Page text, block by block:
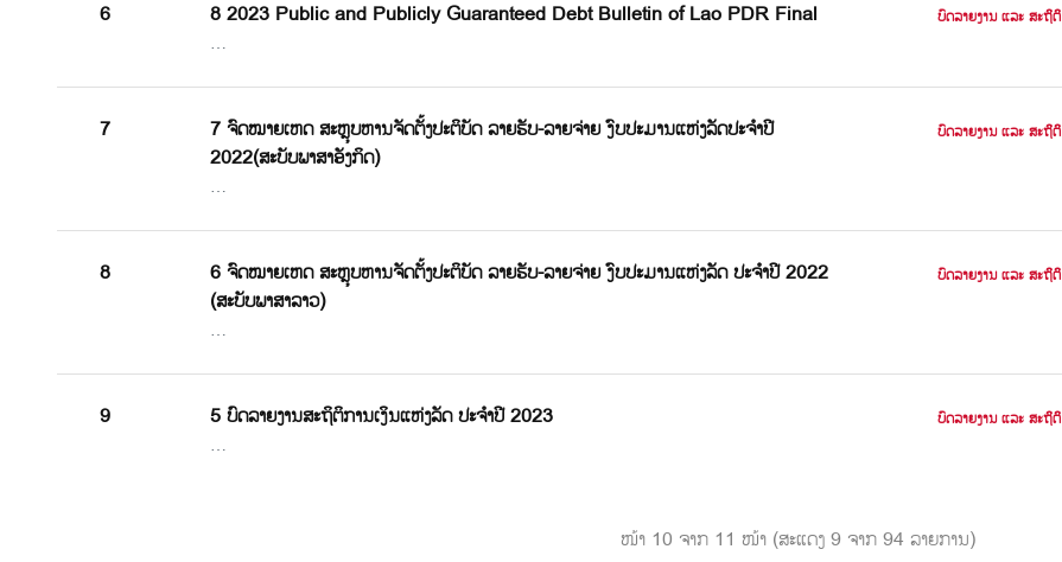
6 8 2023 Public and Publicly Guaranteed Debt Bulletin of Lao PDR Final
…
ບົດລາຍງານ ແລະ ສະຖິຕິ
7
7 ຈົດໝາຍເຫດ ສະຫຼຸບຫານຈັດຕັ້ງປະຕິບັດ ລາຍຮັບ-ລາຍຈ່າຍ ງົບປະມານແຫ່ງລັດປະຈໍາປີ
2022(ສະບັບພາສາອັງກິດ)
…
ບົດລາຍງານ ແລະ ສະຖິຕິ
8
6 ຈົດໝາຍເຫດ ສະຫຼຸບຫານຈັດຕັ້ງປະຕິບັດ ລາຍຮັບ-ລາຍຈ່າຍ ງົບປະມານແຫ່ງລັດ ປະຈໍາປີ 2022
(ສະບັບພາສາລາວ)
…
ບົດລາຍງານ ແລະ ສະຖິຕິ
9 5 ບົດລາຍງານສະຖິຕິການເງິນແຫ່ງລັດ ປະຈໍາປີ 2023
…
ບົດລາຍງານ ແລະ ສະຖິຕິ
ໜ້າ 10 ຈາກ 11 ໜ້າ (ສະແດງ 9 ຈາກ 94 ລາຍການ)